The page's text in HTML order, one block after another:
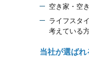
空き家・空
ライフスタ
考えている
当社が選ばれ